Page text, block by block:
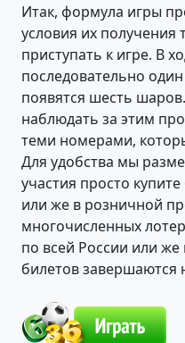
Итак, формула игры
условия их получения
приступать к игре. В
последовательно
появятся шесть
наблюдать за этим
теми номерами,
Для удобства мы
участия просто
или же в розничной
многочисленных
по всей России или
билетов завершаются